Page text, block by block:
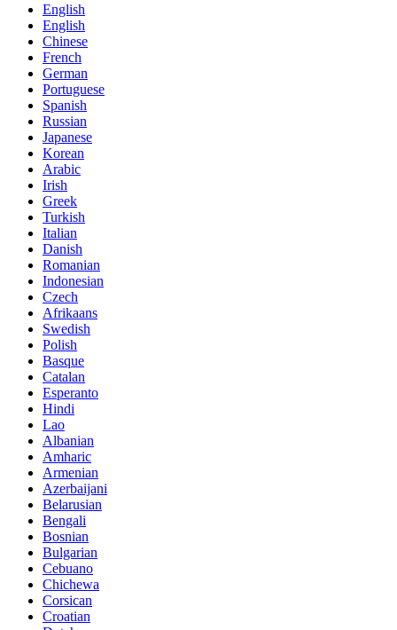
English
English
Chinese
French
German
Portuguese
Spanish
Russian
Japanese
Korean
Arabic
Irish
Greek
Turkish
Italian
Danish
Romanian
Indonesian
Czech
Afrikaans
Swedish
Polish
Basque
Catalan
Esperanto
Hindi
Lao
Albanian
Amharic
Armenian
Azerbaijani
Belarusian
Bengali
Bosnian
Bulgarian
Cebuano
Chichewa
Corsican
Croatian